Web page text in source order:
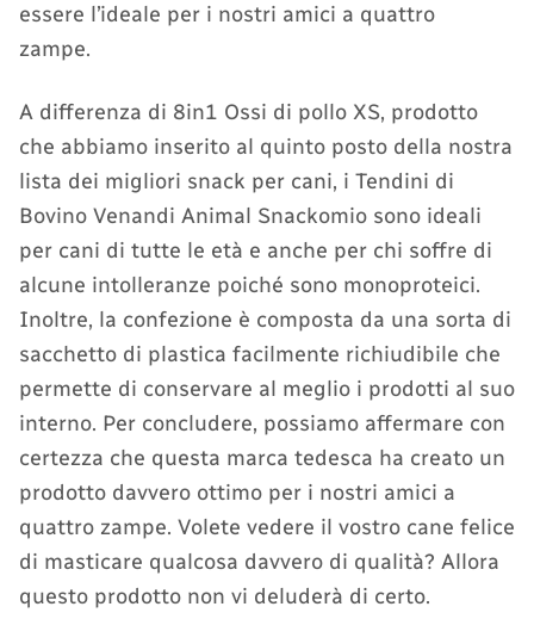
essere l’ideale per i nostri amici a quattro
zampe.
A differenza di 8in1 Ossi di pollo XS, prodotto
che abbiamo inserito al quinto posto della nostra
lista dei migliori snack per cani, i Tendini di
Bovino Venandi Animal Snackomio sono ideali
per cani di tutte le età e anche per chi soffre di
alcune intolleranze poiché sono monoproteici.
Inoltre, la confezione è composta da una sorta di
sacchetto di plastica facilmente richiudibile che
permette di conservare al meglio i prodotti al suo
interno. Per concludere, possiamo affermare con
certezza che questa marca tedesca ha creato un
prodotto davvero ottimo per i nostri amici a
quattro zampe. Volete vedere il vostro cane felice
di masticare qualcosa davvero di qualità? Allora
questo prodotto non vi deluderà di certo.